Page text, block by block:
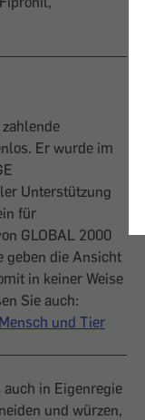
Er wurde im
Unterstützung
für
GLOBAL 2000
geben die Ansicht
in keiner Weise
Sie auch:
und Tier
in Eigenregie
und würzen,